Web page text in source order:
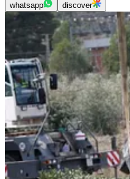
whatsapp discover